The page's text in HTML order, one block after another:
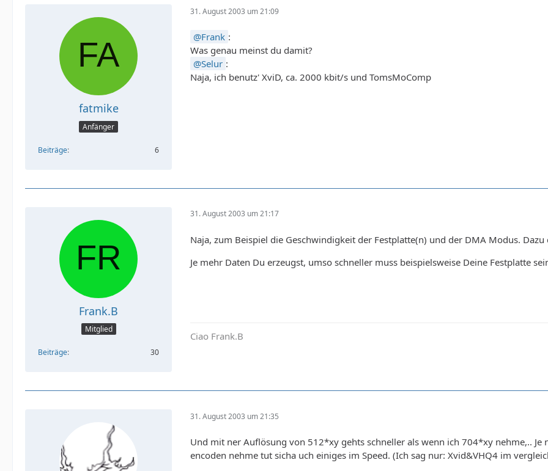
fatmike
Anfänger
Beiträge 6
31. August 2003 um 21:09
Frank :
Was genau meinst du damit?
Selur :
Naja, ich benutz' XviD, ca. 2000 kbit/s und TomsMoComp
Frank.B
Mitglied
Beiträge 30
31. August 2003 um 21:17
Naja, zum Beispiel die Geschwindigkeit der Festplatte(n) und der DMA Modus. Dazu
Je mehr Daten Du erzeugst, umso schneller muss beispielsweise Deine Festplatte
Ciao Frank.B
31. August 2003 um 21:35
Und mit ner Auflösung von 512*xy gehts schneller als wenn ich 704*xy nehme,..
encoden nehme tut sicha uch einiges im Speed. (Ich sag nur: Xvid&VHQ4 im